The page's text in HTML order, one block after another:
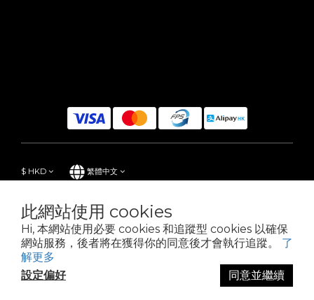
此網站使用 cookies
Hi, 本網站使用必要 cookies 和追蹤型 cookies 以確保
網站服務，後者將在獲得你的同意後才會執行追蹤。 了
解更多
設定偏好
同意並繼續
$ HKD 繁體中文
Powered by SHOPLINE